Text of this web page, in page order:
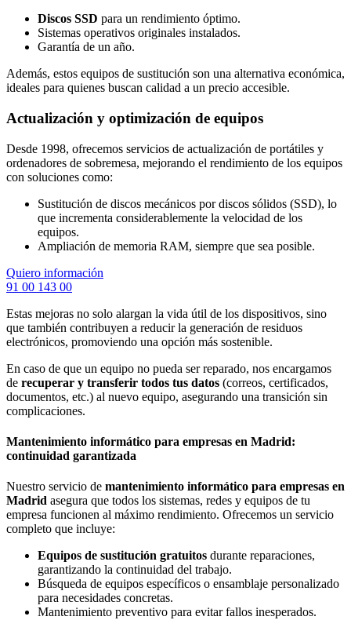
Discos SSD para un rendimiento óptimo.
Sistemas operativos originales instalados.
Garantía de un año.
Además, estos equipos de sustitución son una alternativa económica,
ideales para quienes buscan calidad a un precio accesible.
Actualización y optimización de equipos
Desde 1998, ofrecemos servicios de actualización de portátiles y
ordenadores de sobremesa, mejorando el rendimiento de los equipos
con soluciones como:
Sustitución de discos mecánicos por discos sólidos (SSD), lo
que incrementa considerablemente la velocidad de los
equipos.
Ampliación de memoria RAM, siempre que sea posible.
Quiero información
91 00 143 00
Estas mejoras no solo alargan la vida útil de los dispositivos, sino
que también contribuyen a reducir la generación de residuos
electrónicos, promoviendo una opción más sostenible.
En caso de que un equipo no pueda ser reparado, nos encargamos
de recuperar y transferir todos tus datos (correos, certificados,
documentos, etc.) al nuevo equipo, asegurando una transición sin
complicaciones.
Mantenimiento informático para empresas en Madrid:
continuidad garantizada
Nuestro servicio de mantenimiento informático para empresas en
Madrid asegura que todos los sistemas, redes y equipos de tu
empresa funcionen al máximo rendimiento. Ofrecemos un servicio
completo que incluye:
Equipos de sustitución gratuitos durante reparaciones,
garantizando la continuidad del trabajo.
Búsqueda de equipos específicos o ensamblaje personalizado
para necesidades concretas.
Mantenimiento preventivo para evitar fallos inesperados.